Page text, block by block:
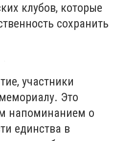
клубов, которые
сохранить
участники
Это
напоминанием о
единства в